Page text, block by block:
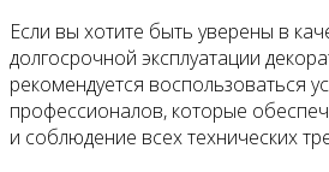
Если вы хотите быть уверены в
долгосрочной эксплуатации
рекомендуется воспользоваться
профессионалов, которые
и соблюдение всех технических